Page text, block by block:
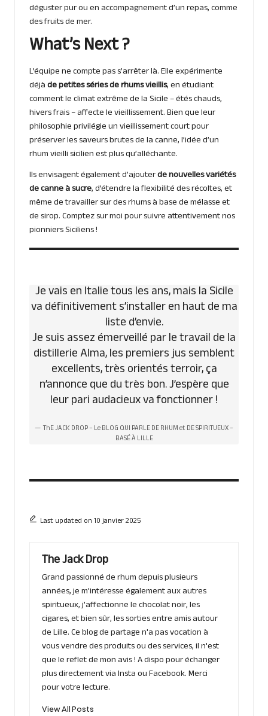
déguster pur ou en accompagnement d’un repas, comme
des fruits de mer.
What’s Next ?
L’équipe ne compte pas s’arrêter là. Elle expérimente
déjàde petites séries de rhums vieillis, en étudiant
comment le climat extrême de la Sicile – étés chauds,
hivers frais – affecte le vieillissement. Bien que leur
philosophie privilégie un vieillissement court pour
préserver les saveurs brutes de la canne, l’idée d’un
rhum vieilli sicilien est plus qu’alléchante.
Ils envisagent également d’ajouterde nouvelles variétés
de canne à sucre, d’étendre la flexibilité des récoltes, et
même de travailler sur des rhums à base de mélasse et
de sirop. Comptez sur moi pour suivre attentivement nos
pionniers Siciliens !
Je vais en Italie tous les ans, mais la Sicile
va définitivement s’installer en haut de ma
liste d’envie.
Je suis assez émerveillé par le travail de la
distillerie Alma, les premiers jus semblent
excellents, très orientés terroir, ça
n’annonce que du très bon. J’espère que
leur pari audacieux va fonctionner !
ThE JACK DROP – Le BLOG QUI PARLE DE RHUM et DE SPIRITUEUX –
BASÉ À LILLE
Last updated on 10 janvier 2025
The Jack Drop
Grand passionné de rhum depuis plusieurs
années, je m'intéresse également aux autres
spiritueux, j'affectionne le chocolat noir, les
cigares, et bien sûr, les sorties entre amis autour
de Lille. Ce blog de partage n'a pas vocation à
vous vendre des produits ou des services, il n'est
que le reflet de mon avis ! A dispo pour échanger
plus directement via Insta ou Facebook. Merci
pour votre lecture.
View All Posts